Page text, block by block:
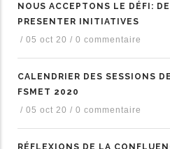
NOUS ACCEPTONS LE DÉFI:
PRESENTER INITIATIVES
/ 05 oct 20 / 0 commentaire
CALENDRIER DES SESSIONS
FSMET 2020
/ 05 oct 20 / 0 commentaire
RÉFLEXIONS DE LA